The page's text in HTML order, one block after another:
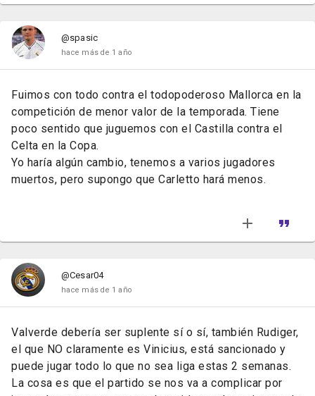
@spasic
hace más de 1 año
Fuimos con todo contra el todopoderoso Mallorca en la
competición de menor valor de la temporada. Tiene
poco sentido que juguemos con el Castilla contra el
Celta en la Copa.
Yo haría algún cambio, tenemos a varios jugadores
muertos, pero supongo que Carletto hará menos.
@Cesar04
hace más de 1 año
Valverde debería ser suplente sí o sí, también Rudiger,
el que NO claramente es Vinicius, está sancionado y
puede jugar todo lo que no sea liga estas 2 semanas.
La cosa es que el partido se nos va a complicar por